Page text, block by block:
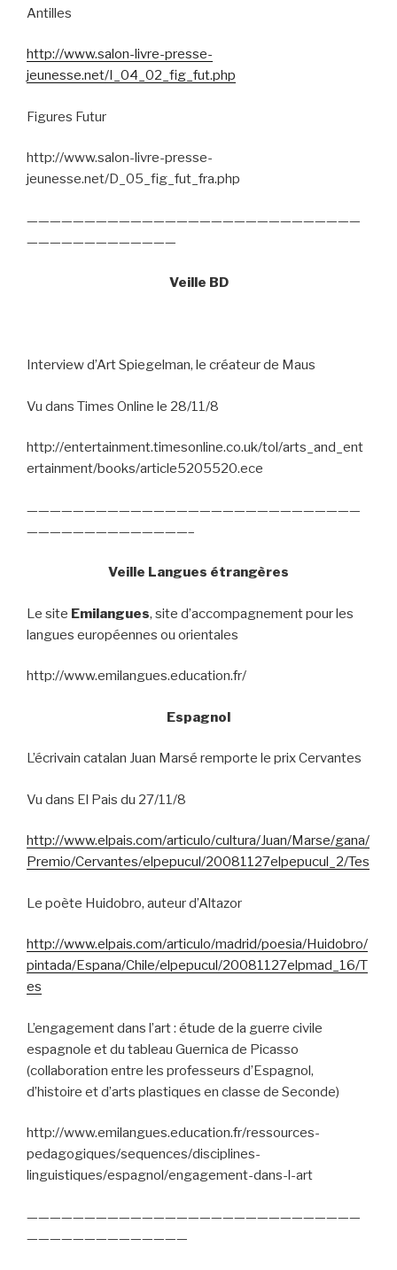
Antilles
http://www.salon-livre-presse-
jeunesse.net/I_04_02_fig_fut.php
Figures Futur
http://www.salon-livre-presse-
jeunesse.net/D_05_fig_fut_fra.php
—————————————————————————————
—————————————
Veille BD
Interview d’Art Spiegelman, le créateur de Maus
Vu dans Times Online le 28/11/8
http://entertainment.timesonline.co.uk/tol/arts_and_ent
ertainment/books/article5205520.ece
—————————————————————————————
——————————————–
Veille Langues étrangères
Le site Emilangues, site d’accompagnement pour les
langues européennes ou orientales
http://www.emilangues.education.fr/
Espagnol
L’écrivain catalan Juan Marsé remporte le prix Cervantes
Vu dans El Pais du 27/11/8
http://www.elpais.com/articulo/cultura/Juan/Marse/gana/
Premio/Cervantes/elpepucul/20081127elpepucul_2/Tes
Le poète Huidobro, auteur d’Altazor
http://www.elpais.com/articulo/madrid/poesia/Huidobro/
pintada/Espana/Chile/elpepucul/20081127elpmad_16/T
es
L’engagement dans l’art : étude de la guerre civile
espagnole et du tableau Guernica de Picasso
(collaboration entre les professeurs d’Espagnol,
d’histoire et d’arts plastiques en classe de Seconde)
http://www.emilangues.education.fr/ressources-
pedagogiques/sequences/disciplines-
linguistiques/espagnol/engagement-dans-l-art
—————————————————————————————
——————————————